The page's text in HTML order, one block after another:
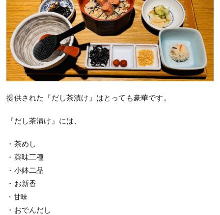
提供された『だし茶漬け』はとっても豪華です。
『だし茶漬け』には、
・茶めし
・薬味三種
・小鉢二品
・お新香
・甘味
・おでんだし